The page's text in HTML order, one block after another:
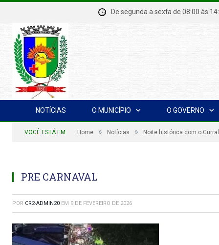
De segunda a sexta de 08:00
NOTÍCIAS O MUNICÍPIO O GOVERNO
VOCÊ ESTÁ EM: Home » Notícias » Noite histórica com o
PRE CARNAVAL
POR CR2-ADMIN20 EM 9 DE FEVEREIRO DE 2026